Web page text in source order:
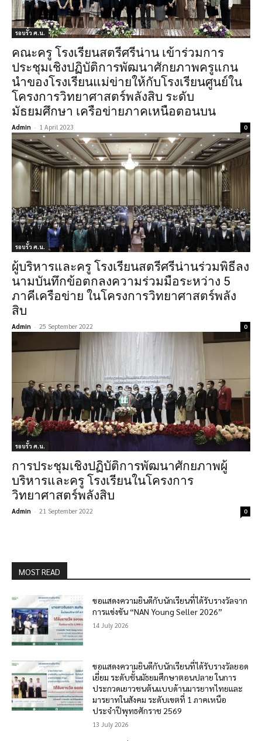
รอบรั้ว ศ.น.
คณะครู โรงเรียนสตรีศรีน่าน เข้าร่วมการ
ประชุมเชิงปฏิบัติการพัฒนาศักยภาพครูแกน
นำของโรงเรียนแม่ข่ายให้กับโรงเรียนศูนย์ใน
โครงการวิทยาศาสตร์พลังสิบ ระดับ
มัธยมศึกษา เครือข่ายภาคเหนือตอนบน
Admin - 1 April 2023 0
รอบรั้ว ศ.น.
ผู้บริหารและครู โรงเรียนสตรีศรีน่านร่วมพิธีลง
นามบันทึกข้อตกลงความร่วมมือระหว่าง 5
ภาคีเครือข่าย ในโครงการวิทยาศาสตร์พลัง
สิบ
Admin - 25 September 2022 0
รอบรั้ว ศ.น.
การประชุมเชิงปฏิบัติการพัฒนาศักยภาพผู้
บริหารและครู โรงเรียนในโครงการ
วิทยาศาสตร์พลังสิบ
Admin - 21 September 2022 0
MOST READ
ขอแสดงความยินดีกับนักเรียนที่ได้รับรางวัลจาก
การแข่งขัน “NAN Young Seller 2026”
14 July 2026
ขอแสดงความยินดีกับนักเรียนที่ได้รับรางวัลยอด
เยี่ยม ระดับชั้นมัธยมศึกษาตอนปลาย ในการ
ประกวดเยาวชนต้นแบบด้านมารยาทไทยและ
มารยาทในสังคม ระดับเขตที่ 1 ภาคเหนือ
ประจำปีพุทธศักราช 2569
13 July 2026